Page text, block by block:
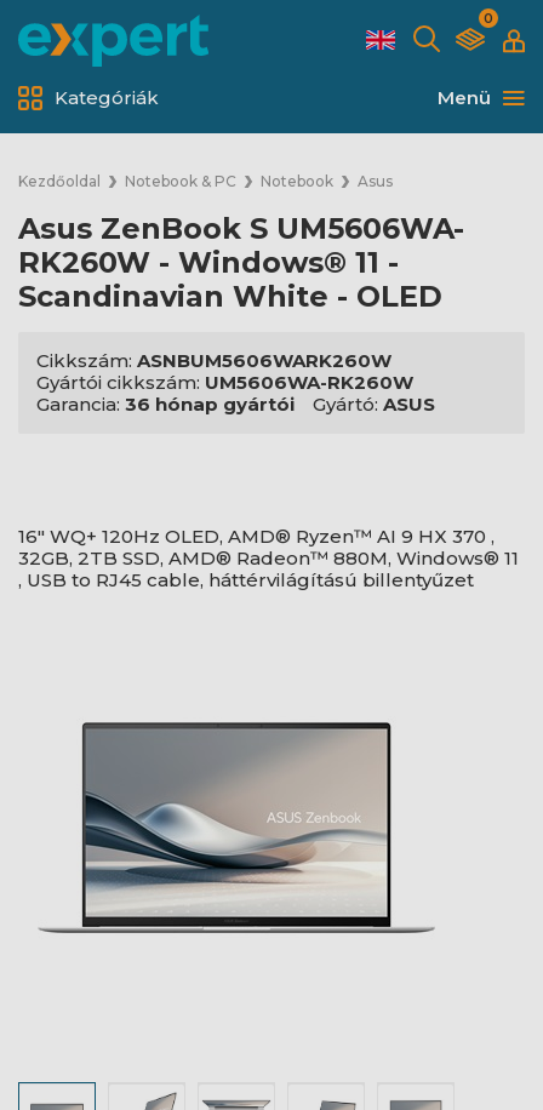
0
Menü
Kategóriák
Kezdőoldal Notebook & PC Notebook Asus
Asus ZenBook S UM5606WA-
RK260W - Windows® 11 -
Scandinavian White - OLED
Cikkszám: ASNBUM5606WARK260W
Gyártói cikkszám: UM5606WA-RK260W
Garancia: 36 hónap gyártói Gyártó: ASUS
16" WQ+ 120Hz OLED, AMD® Ryzen™ AI 9 HX 370 ,
32GB, 2TB SSD, AMD® Radeon™ 880M, Windows® 11
, USB to RJ45 cable, háttérvilágítású billentyűzet